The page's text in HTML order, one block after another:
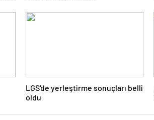
LGS'de yerleştirme sonuçları belli
oldu